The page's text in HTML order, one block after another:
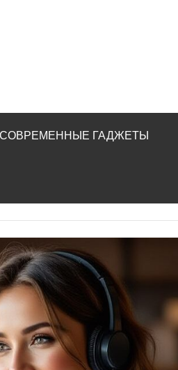
СОВРЕМЕННЫЕ ГАДЖЕТЫ